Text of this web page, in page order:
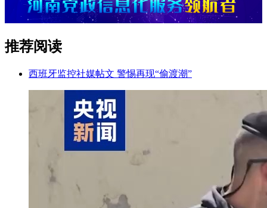
推荐阅读
西班牙监控社媒帖文 警惕再现“偷渡潮”